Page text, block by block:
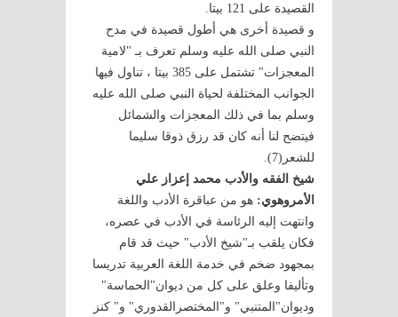
القصيدة على 121 بيتا.
و قصيدة أخرى هي أطول قصيدة في مدح
النبي صلى الله عليه وسلم تعرف بـ "لامية
المعجزات" تشتمل على 385 بيتا ، تناول فيها
الجوانب المختلفة لحياة النبي صلى الله عليه
وسلم بما في ذلك المعجزات والشمائل
فيتضح لنا أنه كان قد رزق ذوقا سليما
للشعر(7).
شيخ الفقه والأدب محمد إعزاز علي
الأمروهوي: هو من عباقرة الأدب واللغة
وانتهت إليه الرئاسة في الأدب في عصره،
فكان يلقب بـ"شيخ الأدب" حيث قد قام
بمجهود ضخم في خدمة اللغة العربية تدريسا
وتأليفا وعلق على كل من ديوان"الحماسة"
وديوان"المتنبي" و"المختصرالقدوري" و" كنز